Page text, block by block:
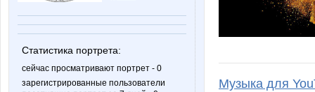
Статистика портрета:
сейчас просматривают портрет - 0
зарегистрированные пользователи
Natali*a
Музыка для